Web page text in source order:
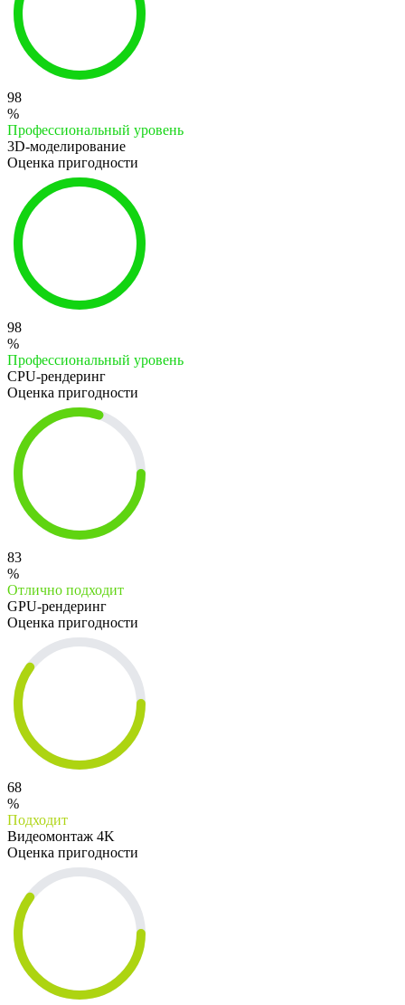
98
%
Профессиональный уровень
3D-моделирование
Оценка пригодности
98
%
Профессиональный уровень
CPU-рендеринг
Оценка пригодности
83
%
Отлично подходит
GPU-рендеринг
Оценка пригодности
68
%
Подходит
Видеомонтаж 4K
Оценка пригодности